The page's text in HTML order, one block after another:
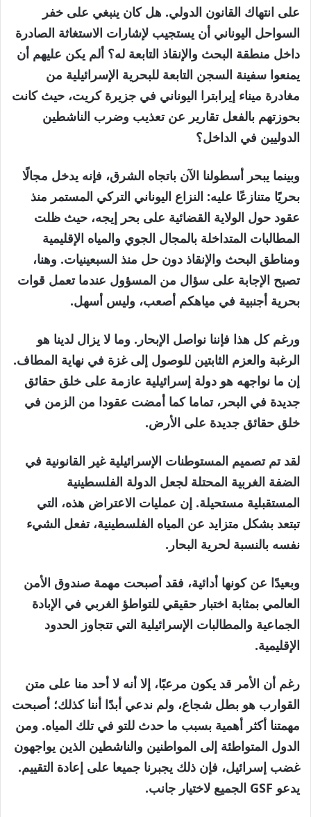
على انتهاك القانون الدولي. هل كان ينبغي على خفر
السواحل اليوناني أن يستجيب لإشارات الاستغاثة الصادرة
داخل منطقة البحث والإنقاذ التابعة له؟ ألم يكن عليهم أن
يمنعوا سفينة السجن التابعة للبحرية الإسرائيلية من
مغادرة ميناء إيرابترا اليوناني في جزيرة كريت، حيث كانت
بحوزتهم بالفعل تقارير عن تعذيب وضرب الناشطين
الدوليين في الداخل؟
وبينما يبحر أسطولنا الآن باتجاه الشرق، فإنه يدخل مجالًا
بحريًا متنازعًا عليه: النزاع اليوناني التركي المستمر منذ
عقود حول الولاية القضائية على بحر إيجه، حيث ظلت
المطالبات المتداخلة بالمجال الجوي والمياه الإقليمية
ومناطق البحث والإنقاذ دون حل منذ السبعينيات. وهنا،
تصبح الإجابة على سؤال من المسؤول عندما تعمل قوات
بحرية أجنبية في مياهكم أصعب، وليس أسهل.
ورغم كل هذا فإننا نواصل الإبحار. وما لا يزال لدينا هو
الرغبة والعزم الثابتين للوصول إلى غزة في نهاية المطاف.
إن ما نواجهه هو دولة إسرائيلية عازمة على خلق حقائق
جديدة في البحر، تماما كما أمضت عقودا من الزمن في
خلق حقائق جديدة على الأرض.
لقد تم تصميم المستوطنات الإسرائيلية غير القانونية في
الضفة الغربية المحتلة لجعل الدولة الفلسطينية
المستقبلية مستحيلة. إن عمليات الاعتراض هذه، التي
تبتعد بشكل متزايد عن المياه الفلسطينية، تفعل الشيء
نفسه بالنسبة لحرية البحار.
وبعيدًا عن كونها أدائية، فقد أصبحت مهمة صندوق الأمن
العالمي بمثابة اختبار حقيقي للتواطؤ الغربي في الإبادة
الجماعية والمطالبات الإسرائيلية التي تتجاوز الحدود
الإقليمية.
رغم أن الأمر قد يكون مرعبًا، إلا أنه لا أحد منا على متن
القوارب هو بطل شجاع، ولم ندعي أبدًا أننا كذلك؛ أصبحت
مهمتنا أكثر أهمية بسبب ما حدث للتو في تلك المياه. ومن
الدول المتواطئة إلى المواطنين والناشطين الذين يواجهون
غضب إسرائيل، فإن ذلك يجبرنا جميعا على إعادة التقييم.
يدعو GSF الجميع لاختيار جانب.